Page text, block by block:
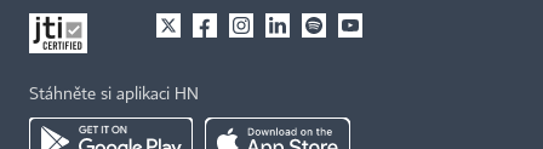
Stáhněte si aplikaci HN